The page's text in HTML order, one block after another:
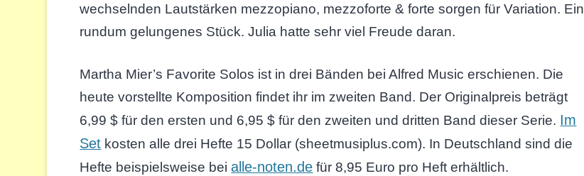
wechselnden Lautstärken mezzopiano, mezzoforte & forte sorgen für Variation. Ein
rundum gelungenes Stück. Julia hatte sehr viel Freude daran.
Martha Mier’s Favorite Solos ist in drei Bänden bei Alfred Music erschienen. Die
heute vorstellte Komposition findet ihr im zweiten Band. Der Originalpreis beträgt
6,99 $ für den ersten und 6,95 $ für den zweiten und dritten Band dieser Serie. Im
Set kosten alle drei Hefte 15 Dollar (sheetmusiplus.com). In Deutschland sind die
Hefte beispielsweise beialle-noten.de für 8,95 Euro pro Heft erhältlich.